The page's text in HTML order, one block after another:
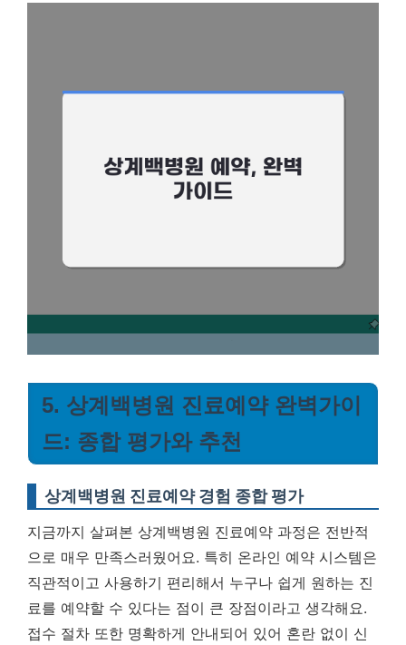
5. 상계백병원 진료예약 완벽가이
드: 종합 평가와 추천
상계백병원 진료예약 경험 종합 평가
지금까지 살펴본 상계백병원 진료예약 과정은 전반적
으로 매우 만족스러웠어요. 특히 온라인 예약 시스템은
직관적이고 사용하기 편리해서 누구나 쉽게 원하는 진
료를 예약할 수 있다는 점이 큰 장점이라고 생각해요.
접수 절차 또한 명확하게 안내되어 있어 혼란 없이 신